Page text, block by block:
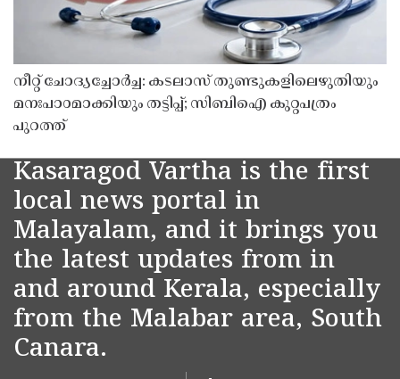
നീറ്റ് ചോദ്യച്ചോർച്ച: കടലാസ് തുണ്ടുകളിലെഴുതിയും
മനഃപാഠമാക്കിയും തട്ടിപ്പ്; സിബിഐ കുറ്റപത്രം
പുറത്ത്
Kasaragod Vartha is the first
local news portal in
Malayalam, and it brings you
the latest updates from in
and around Kerala, especially
from the Malabar area, South
Canara.